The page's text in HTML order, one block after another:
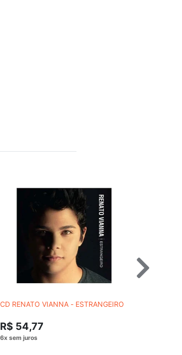
CD RENATO VIANNA - ESTRANGEIRO
R$ 54,77